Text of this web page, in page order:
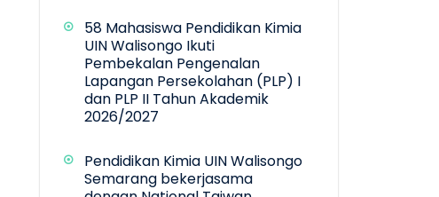
58 Mahasiswa Pendidikan Kimia
UIN Walisongo Ikuti
Pembekalan Pengenalan
Lapangan Persekolahan (PLP) I
dan PLP II Tahun Akademik
2026/2027
Pendidikan Kimia UIN Walisongo
Semarang bekerjasama